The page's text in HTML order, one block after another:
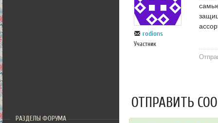
РАЗДЕЛЫ ФОРУМА
rodions
Участник
ОТПРАВИТЬ